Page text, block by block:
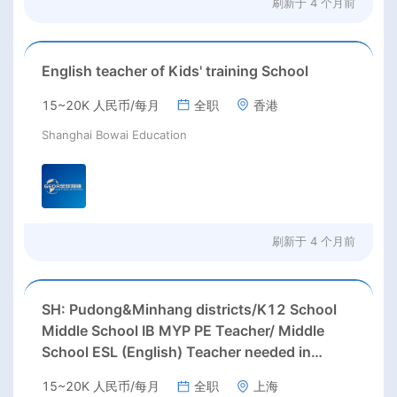
English teacher of Kids' training School
15~20K 人民币/每月 全职 香港
Shanghai Bowai Education
刷新于 4 个月前
SH: Pudong&Minhang districts/K12 School
Middle School IB MYP PE Teacher/ Middle
School ESL (English) Teacher needed in
15~20K 人民币/每月 全职 上海